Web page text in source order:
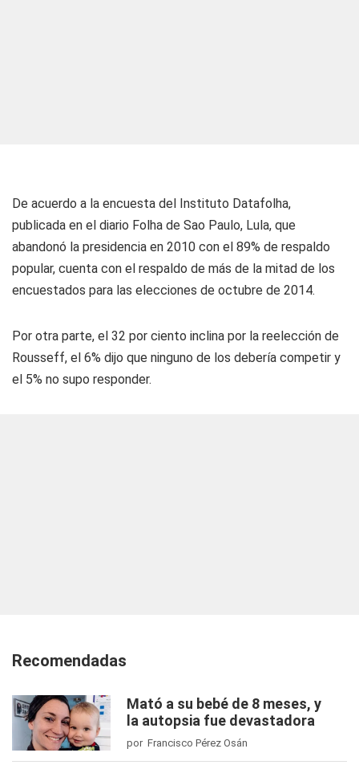
De acuerdo a la encuesta del Instituto Datafolha,
publicada en el diario Folha de Sao Paulo, Lula, que
abandonó la presidencia en 2010 con el 89% de respaldo
popular, cuenta con el respaldo de más de la mitad de los
encuestados para las elecciones de octubre de 2014.
Por otra parte, el 32 por ciento inclina por la reelección de
Rousseff, el 6% dijo que ninguno de los debería competir y
el 5% no supo responder.
Recomendadas
Mató a su bebé de 8 meses, y
la autopsia fue devastadora
por Francisco Pérez Osán